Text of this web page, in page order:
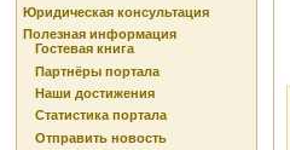
Юридическая консультация
Полезная информация
Гостевая книга
Партнёры портала
Наши достижения
Статистика портала
Отправить новость